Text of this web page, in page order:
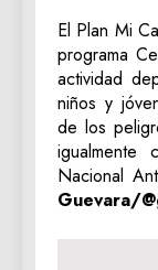
El Plan Mi
programa
actividad
niños y
de los
Nacional
Guevara/